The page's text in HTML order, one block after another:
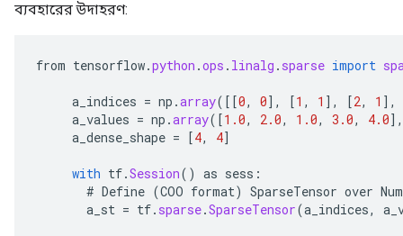
ব্যবহারের উদাহরণ:
from tensorflow.python .ops . linalg . sparse import
a_indices = np .array( [[0, 0] , [1 , 1 ] , [2, 1 ] ,
a_values = np .array( [1.0, 2.0, 1.0, 3.0, 4.0] ,
a_dense_shape = [4, 4]
with tf.Session() as sess :
# Define (COO format) SparseTensor over
a_st = tf. sparse.SparseTensor(a_indices,